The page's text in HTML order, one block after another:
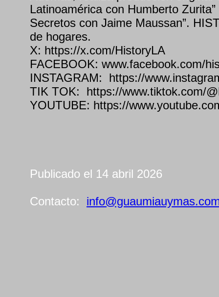
Latinoamérica con Humberto
Secretos con Jaime Maussan”.
de hogares.
X: https://x.com/HistoryLA
FACEBOOK: www.facebook.com/
INSTAGRAM: https://
TIK TOK: https://www.tiktok.com/
YOUTUBE: https://
Publicado el 14 abril 2026
Contacto: